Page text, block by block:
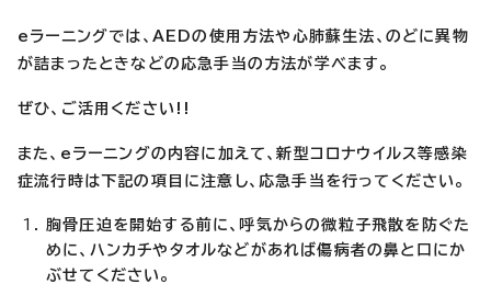
eラーニングでは、AEDの使用方法や心肺蘇生法、のどに異物
が詰まったときなどの応急手当の方法が学べます。
ぜひ、ご活用ください!!
また、eラーニングの内容に加えて、新型コロナウイルス等感染
症流行時は下記の項目に注意し、応急手当 を行ってください。
胸骨圧迫を開始する前に、呼気からの微粒子飛散を防ぐた
めに、ハンカチやタオルなどがあれば傷病者の 鼻と口にか
ぶせて ください。